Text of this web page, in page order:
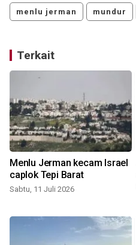
menlu jerman mundur
Terkait
Menlu Jerman kecam Israel
caplok Tepi Barat
Sabtu, 11 Juli 2026